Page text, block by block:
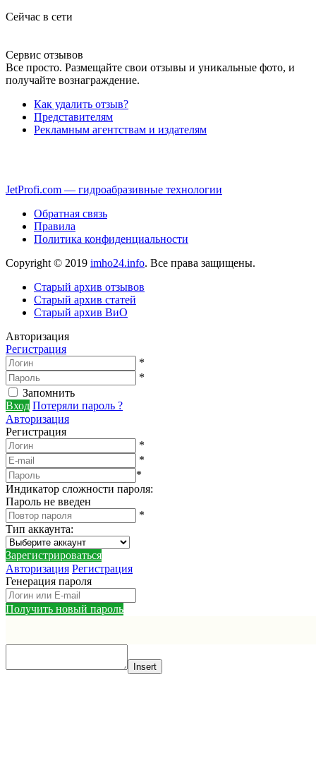
Сейчас в сети
Сервис отзывов
Все просто. Размещайте свои отзывы и уникальные фото, и
получайте вознаграждение.
Как удалить отзыв?
Представителям
Рекламным агентствам и издателям
JetProfi.com — гидроабразивные технологии
Обратная связь
Правила
Политика конфиденциальности
Copyright © 2019 imho24.info. Все права защищены.
Старый архив отзывов
Старый архив статей
Старый архив ВиО
Авторизация
Регистрация
*
*
Запомнить
Вход Потеряли пароль ?
Авторизация
Регистрация
*
*
*
Индикатор сложности пароля:
Пароль не введен
*
Тип аккаунта:
Зарегистрироваться
Авторизация Регистрация
Генерация пароля
Получить новый пароль
Insert